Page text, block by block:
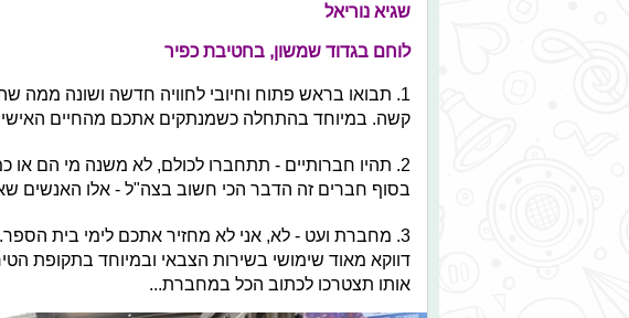
שגיא נוריאל
לוחם בגדוד שמשון, בחטיבת כפיר
1. תבואו בראש פתוח וחיובי לחוויה חדשה ושונה ממה
קשה. במיוחד בהתחלה כשמנתקים אתכם מהחיים
2. תהיו חברותיים - תתחברו לכולם, לא משנה מי הם
בסוף חברים זה הדבר הכי חשוב בצה"ל - אלו האנשים
3. מחברת ועט - לא, אני לא מחזיר אתכם לימי בית
דווקא מאוד שימושי בשירות הצבאי ובמיוחד בתקופת
אותו תצטרכו לכתוב הכל במחברת...